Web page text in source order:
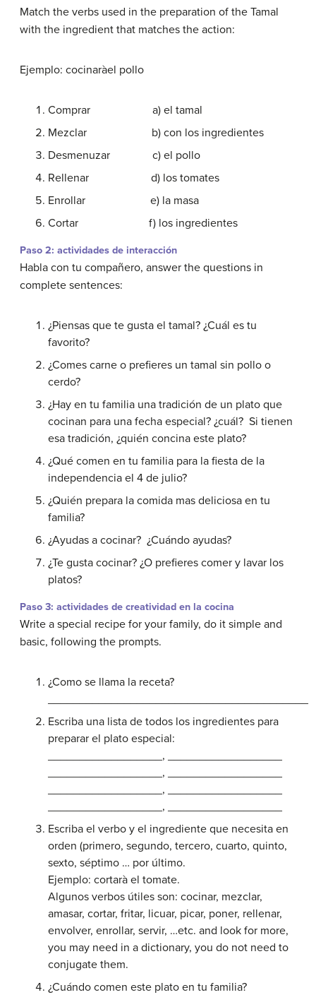
Match the verbs used in the preparation of the Tamal
with the ingredient that matches the action:
Ejemplo: cocinaràel pollo
Comprar a) el tamal
Mezclar b) con los ingredientes
Desmenuzar c) el pollo
Rellenar d) los tomates
Enrollar e) la masa
Cortar f) los ingredientes
Paso 2: actividades de interacción
Habla con tu compañero, answer the questions in
complete sentences:
¿Piensas que te gusta el tamal? ¿Cuál es tu
favorito?
¿Comes carne o prefieres un tamal sin pollo o
cerdo?
¿Hay en tu familia una tradición de un plato que
cocinan para una fecha especial? ¿cuál? Si tienen
esa tradición, ¿quién concina este plato?
¿Qué comen en tu familia para la fiesta de la
independencia el 4 de julio?
¿Quién prepara la comida mas deliciosa en tu
familia?
¿Ayudas a cocinar? ¿Cuándo ayudas?
¿Te gusta cocinar? ¿O prefieres comer y lavar los
platos?
Paso 3: actividades de creatividad en la cocina
Write a special recipe for your family, do it simple and
basic, following the prompts.
¿Como se llama la receta?
Escriba una lista de todos los ingredientes para
preparar el plato especial:
__________________, __________________
__________________, __________________
__________________, __________________
__________________, __________________
Escriba el verbo y el ingrediente que necesita en
orden (primero, segundo, tercero, cuarto, quinto,
sexto, séptimo … por último.
Ejemplo: cortarà el tomate.
Algunos verbos útiles son: cocinar, mezclar,
amasar, cortar, fritar, licuar, picar, poner, rellenar,
envolver, enrollar, servir, …etc. and look for more,
you may need in a dictionary, you do not need to
conjugate them.
¿Cuándo comen este plato en tu familia?